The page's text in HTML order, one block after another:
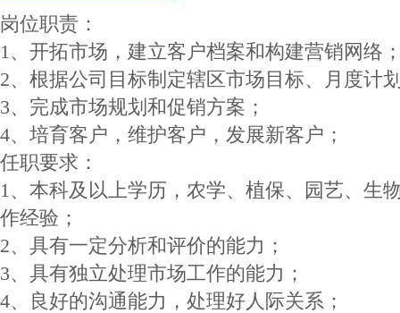
岗位职责：
1、开拓市场，建立客户档案和构建营销网络
2、根据公司目标制定辖区市场目标、月度计
3、完成市场规划和促销方案；
4、培育客户，维护客户，发展新客户；
任职要求：
1、本科及以上学历，农学、植保、园艺、生
作经验；
2、具有一定分析和评价的能力；
3、具有独立处理市场工作的能力；
4、良好的沟通能力，处理好人际关系；